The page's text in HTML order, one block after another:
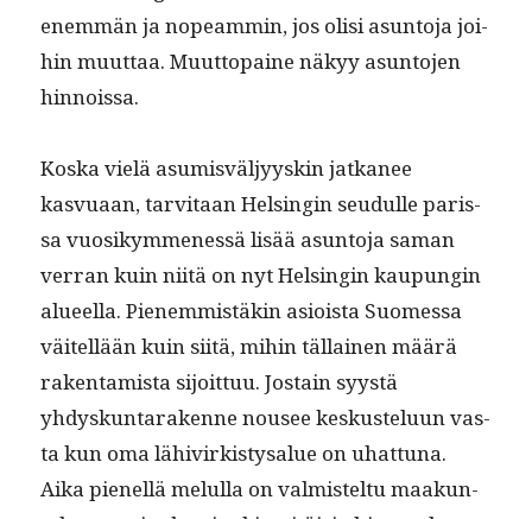
enem­män ja nopeam­min, jos olisi asun­to­ja joi­
hin muut­taa. Muut­topaine näkyy asun­to­jen
hinnoissa.
Kos­ka vielä asum­isväljyyskin jatka­nee
kasvuaan, tarvi­taan Helsin­gin seudulle paris­
sa vuosikymme­nessä lisää asun­to­ja saman
ver­ran kuin niitä on nyt Helsin­gin kaupun­gin
alueel­la. Pienem­mistäkin asioista Suomes­sa
väitel­lään kuin siitä, mihin täl­lainen määrä
rak­en­tamista sijoit­tuu. Jostain syys­tä
yhdyskun­tarakenne nousee keskustelu­un vas­
ta kun oma lähivirk­istysalue on uhat­tuna.
Aika pienel­lä melul­la on valmis­tel­tu maakun­